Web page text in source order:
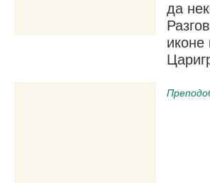
да
иконе